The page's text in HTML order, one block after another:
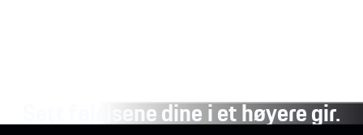
Sett følelsene dine i et høyere gir.